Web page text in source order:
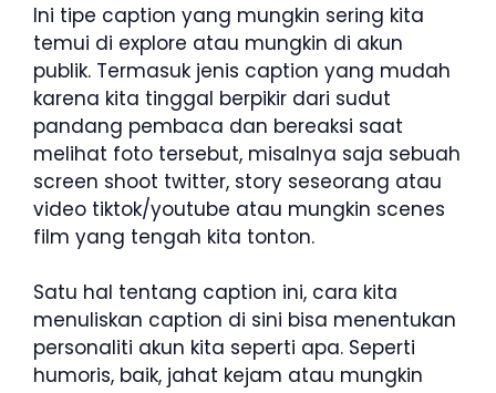
Ini tipe caption yang mungkin sering kita
temui di explore atau mungkin di akun
publik. Termasuk jenis caption yang mudah
karena kita tinggal berpikir dari sudut
pandang pembaca dan bereaksi saat
melihat foto tersebut, misalnya saja sebuah
screen shoot twitter, story seseorang atau
video tiktok/youtube atau mungkin scenes
film yang tengah kita tonton.
Satu hal tentang caption ini, cara kita
menuliskan caption di sini bisa menentukan
personaliti akun kita seperti apa. Seperti
humoris, baik, jahat kejam atau mungkin